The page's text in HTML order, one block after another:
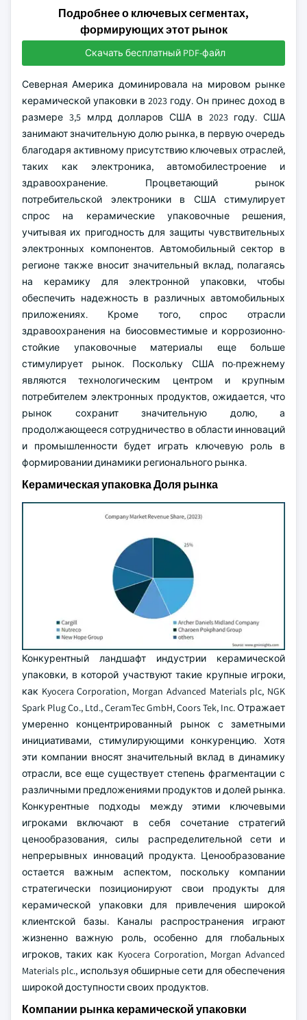
Подробнее о ключевых сегментах,
формирующих этот рынок
Скачать бесплатный PDF-файл
Северная Америка доминировала на мировом рынке
керамической упаковки в 2023 году. Он принес доход в
размере 3,5 млрд долларов США в 2023 году. США
занимают значительную долю рынка, в первую очередь
благодаря активному присутствию ключевых отраслей,
таких как электроника, автомобилестроение и
здравоохранение. Процветающий рынок
потребительской электроники в США стимулирует
спрос на керамические упаковочные решения,
учитывая их пригодность для защиты чувствительных
электронных компонентов. Автомобильный сектор в
регионе также вносит значительный вклад, полагаясь
на керамику для электронной упаковки, чтобы
обеспечить надежность в различных автомобильных
приложениях. Кроме того, спрос отрасли
здравоохранения на биосовместимые и коррозионно-
стойкие упаковочные материалы еще больше
стимулирует рынок. Поскольку США по-прежнему
являются технологическим центром и крупным
потребителем электронных продуктов, ожидается, что
рынок сохранит значительную долю, а
продолжающееся сотрудничество в области инноваций
и промышленности будет играть ключевую роль в
формировании динамики регионального рынка.
Керамическая упаковка Доля рынка
Конкурентный ландшафт индустрии керамической
упаковки, в которой участвуют такие крупные игроки,
как Kyocera Corporation, Morgan Advanced Materials plc, NGK
Spark Plug Co., Ltd., CeramTec GmbH, Coors Tek, Inc. Отражает
умеренно концентрированный рынок с заметными
инициативами, стимулирующими конкуренцию. Хотя
эти компании вносят значительный вклад в динамику
отрасли, все еще существует степень фрагментации с
различными предложениями продуктов и долей рынка.
Конкурентные подходы между этими ключевыми
игроками включают в себя сочетание стратегий
ценообразования, силы распределительной сети и
непрерывных инноваций продукта. Ценообразование
остается важным аспектом, поскольку компании
стратегически позиционируют свои продукты для
керамической упаковки для привлечения широкой
клиентской базы. Каналы распространения играют
жизненно важную роль, особенно для глобальных
игроков, таких как Kyocera Corporation, Morgan Advanced
Materials plc., используя обширные сети для обеспечения
широкой доступности своих продуктов.
Компании рынка керамической упаковки